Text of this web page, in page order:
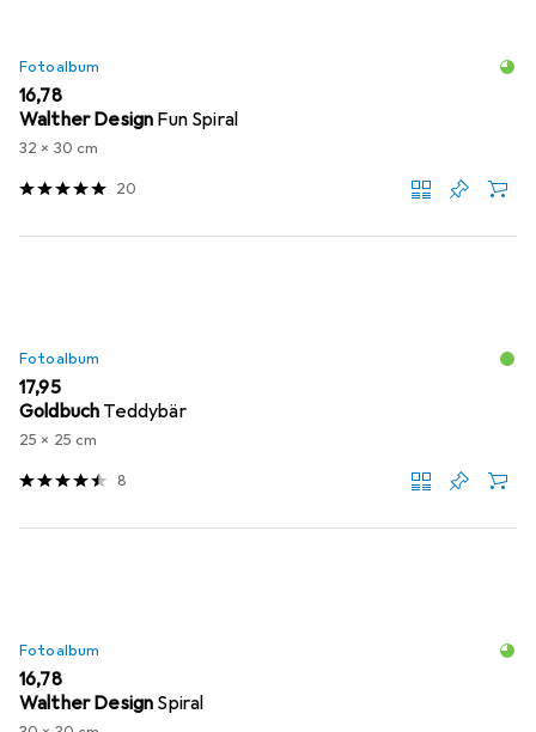
Fotoalbum
EUR
16,78
Walther Design Fun Spiral
32 x 30 cm
20
Fotoalbum
EUR
17,95
Goldbuch Teddybär
25 x 25 cm
8
Fotoalbum
EUR
16,78
Walther Design Spiral